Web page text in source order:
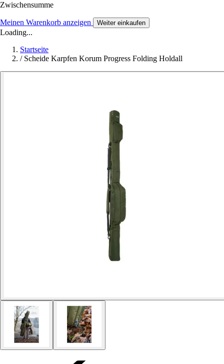
Zwischensumme
Meinen Warenkorb anzeigen Weiter einkaufen
Loading...
Startseite
/ Scheide Karpfen Korum Progress Folding Holdall